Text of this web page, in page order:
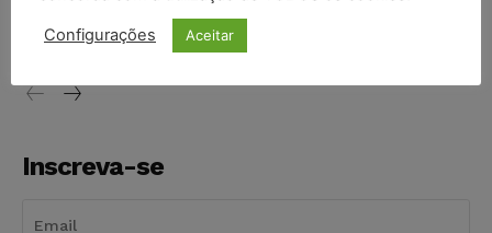
vendia canetas emagrecedoras no local de trabalho
NOTÍCIAS 07/08/2026
Inscreva-se
Configurações Aceitar